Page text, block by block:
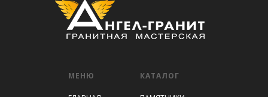
МЕНЮ КАТАЛОГ